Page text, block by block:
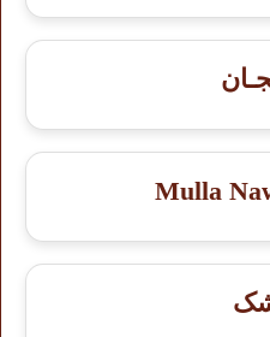
Mulla